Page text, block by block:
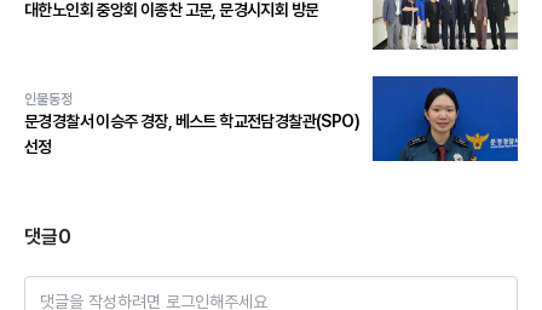
대한노인회 중앙회 이종찬 고문, 문경시지회 방문
인물동정
문경경찰서 이승주 경장, 베스트 학교전담경찰관(SPO)
선정
댓글0
댓글을 작성하려면 로그인해주세요